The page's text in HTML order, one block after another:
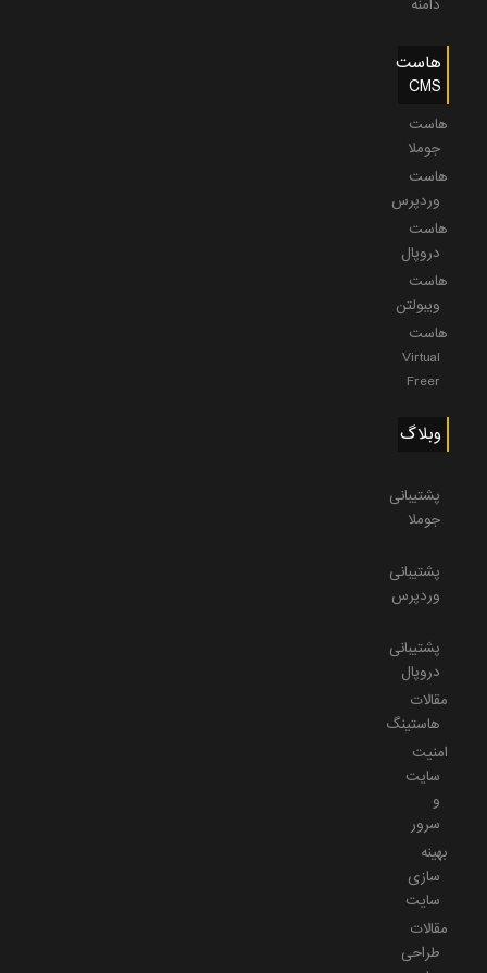
دامنه
هاست
CMS
هاست
جوملا
هاست
وردپرس
هاست
دروپال
هاست
ویبولتن
هاست
Virtual
Freer
وبلاگ
پشتیبانی
جوملا
پشتیبانی
وردپرس
پشتیبانی
دروپال
مقالات
هاستینگ
امنیت
سایت
و
سرور
بهینه
سازی
سایت
مقالات
طراحی